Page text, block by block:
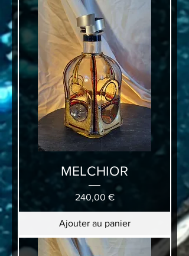
MELCHIOR
Prix
240,00 €
Ajouter au panier